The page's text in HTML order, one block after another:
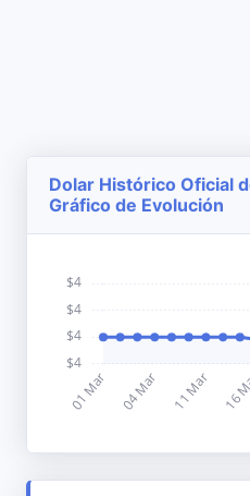
Dolar Histórico Oficial
Gráfico de Evolución